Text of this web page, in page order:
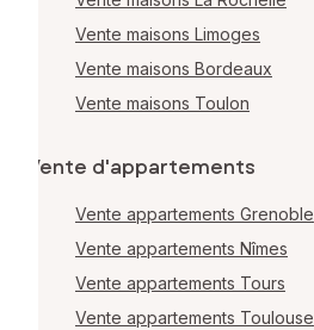
Vente maisons Limoges
Vente maisons Bordeaux
Vente maisons Toulon
Vente d'appartements
Vente appartements Grenoble
Vente appartements Nîmes
Vente appartements Tours
Vente appartements Toulouse